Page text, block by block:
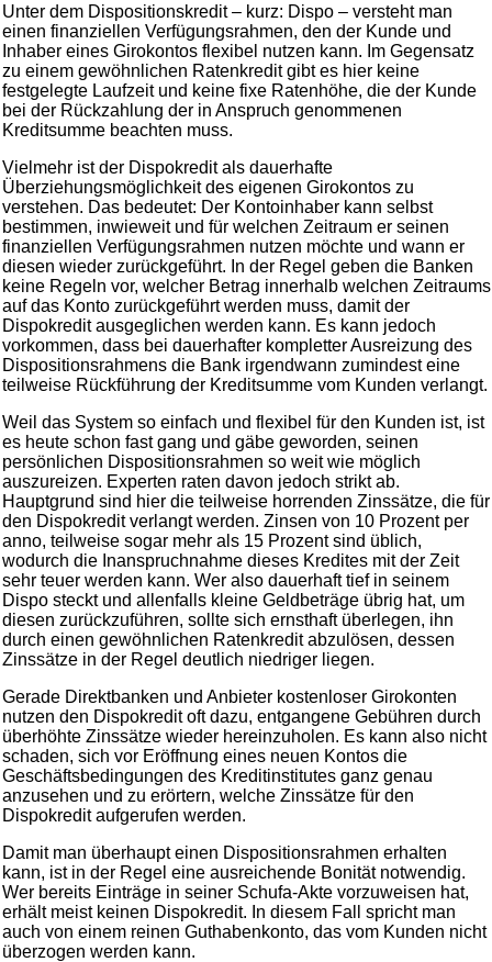
Unter dem Dispositionskredit – kurz: Dispo – versteht man
einen finanziellen Verfügungsrahmen, den der Kunde und
Inhaber eines Girokontos flexibel nutzen kann. Im Gegensatz
zu einem gewöhnlichen Ratenkredit gibt es hier keine
festgelegte Laufzeit und keine fixe Ratenhöhe, die der Kunde
bei der Rückzahlung der in Anspruch genommenen
Kreditsumme beachten muss.
Vielmehr ist der Dispokredit als dauerhafte
Überziehungsmöglichkeit des eigenen Girokontos zu
verstehen. Das bedeutet: Der Kontoinhaber kann selbst
bestimmen, inwieweit und für welchen Zeitraum er seinen
finanziellen Verfügungsrahmen nutzen möchte und wann er
diesen wieder zurückgeführt. In der Regel geben die Banken
keine Regeln vor, welcher Betrag innerhalb welchen Zeitraums
auf das Konto zurückgeführt werden muss, damit der
Dispokredit ausgeglichen werden kann. Es kann jedoch
vorkommen, dass bei dauerhafter kompletter Ausreizung des
Dispositionsrahmens die Bank irgendwann zumindest eine
teilweise Rückführung der Kreditsumme vom Kunden verlangt.
Weil das System so einfach und flexibel für den Kunden ist, ist
es heute schon fast gang und gäbe geworden, seinen
persönlichen Dispositionsrahmen so weit wie möglich
auszureizen. Experten raten davon jedoch strikt ab.
Hauptgrund sind hier die teilweise horrenden Zinssätze, die für
den Dispokredit verlangt werden. Zinsen von 10 Prozent per
anno, teilweise sogar mehr als 15 Prozent sind üblich,
wodurch die Inanspruchnahme dieses Kredites mit der Zeit
sehr teuer werden kann. Wer also dauerhaft tief in seinem
Dispo steckt und allenfalls kleine Geldbeträge übrig hat, um
diesen zurückzuführen, sollte sich ernsthaft überlegen, ihn
durch einen gewöhnlichen Ratenkredit abzulösen, dessen
Zinssätze in der Regel deutlich niedriger liegen.
Gerade Direktbanken und Anbieter kostenloser Girokonten
nutzen den Dispokredit oft dazu, entgangene Gebühren durch
überhöhte Zinssätze wieder hereinzuholen. Es kann also nicht
schaden, sich vor Eröffnung eines neuen Kontos die
Geschäftsbedingungen des Kreditinstitutes ganz genau
anzusehen und zu erörtern, welche Zinssätze für den
Dispokredit aufgerufen werden.
Damit man überhaupt einen Dispositionsrahmen erhalten
kann, ist in der Regel eine ausreichende Bonität notwendig.
Wer bereits Einträge in seiner Schufa-Akte vorzuweisen hat,
erhält meist keinen Dispokredit. In diesem Fall spricht man
auch von einem reinen Guthabenkonto, das vom Kunden nicht
überzogen werden kann.